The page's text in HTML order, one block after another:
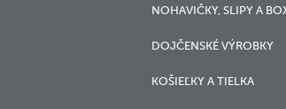
NOHAVIČKY, SLIPY A
DOJČENSKÉ VÝROBKY
KOŠIEĽKY A TIELKA